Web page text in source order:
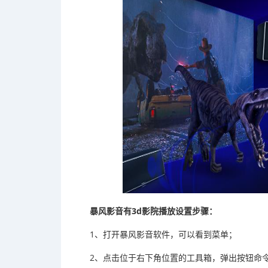
暴风影音有3d影院播放设置步骤：
1、打开暴风影音软件，可以看到菜单；
2、点击位于右下角位置的工具箱，弹出按钮命